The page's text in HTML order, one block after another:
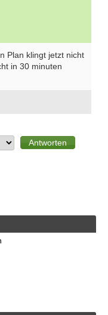
Plan klingt jetzt nicht
in 30 minuten